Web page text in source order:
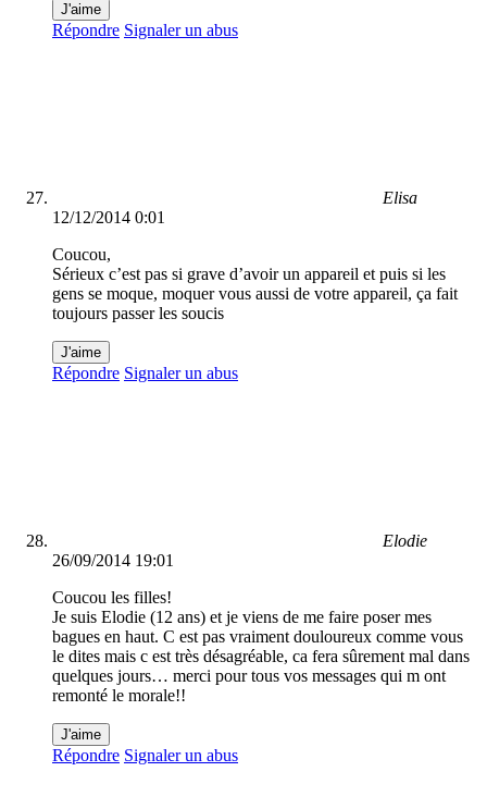
J'aime
Répondre Signaler un abus
Elisa
12/12/2014 0:01
Coucou,
Sérieux c’est pas si grave d’avoir un appareil et puis si les
gens se moque, moquer vous aussi de votre appareil, ça fait
toujours passer les soucis
J'aime
Répondre Signaler un abus
Elodie
26/09/2014 19:01
Coucou les filles!
Je suis Elodie (12 ans) et je viens de me faire poser mes
bagues en haut. C est pas vraiment douloureux comme vous
le dites mais c est très désagréable, ca fera sûrement mal dans
quelques jours… merci pour tous vos messages qui m ont
remonté le morale!!
J'aime
Répondre Signaler un abus